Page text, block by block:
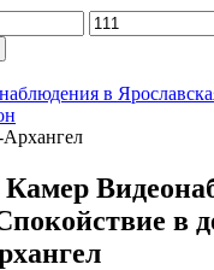
в
Камер
в